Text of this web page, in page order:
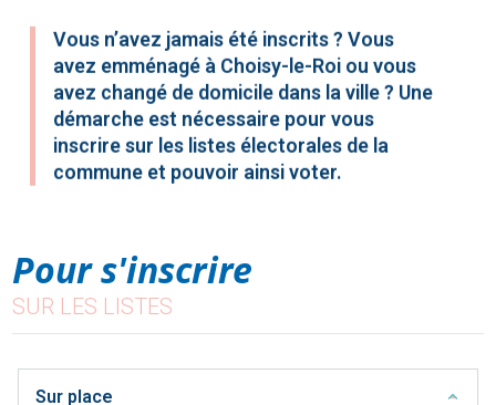
Vous n’avez jamais été inscrits ? Vous
avez emménagé à Choisy-le-Roi ou vous
avez changé de domicile dans la ville ? Une
démarche est nécessaire pour vous
inscrire sur les listes électorales de la
commune et pouvoir ainsi voter.
Pour s'inscrire
SUR LES LISTES
Sur place